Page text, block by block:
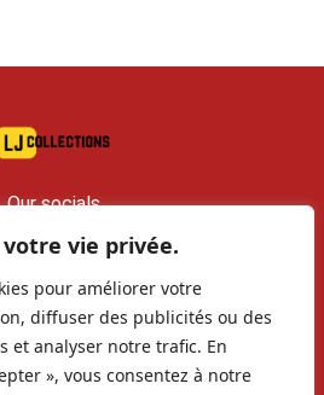
vie privée.
pour améliorer votre
diffuser des publicités ou des
et analyser notre trafic. En
», vous consentez à notre
Our socials
374 147 Romans